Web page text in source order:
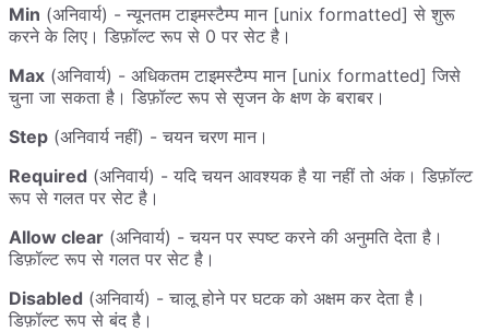
Min (अनिवार्य) - न्यूनतम टाइमस्टैम्प मान [unix formatted] से शुरू
करने के लिए। डिफ़ॉल्ट रूप से 0 पर सेट है।
Max (अनिवार्य) - अधिकतम टाइमस्टैम्प मान [unix formatted] जिसे
चुना जा सकता है। डिफ़ॉल्ट रूप से सृजन के क्षण के बराबर।
Step (अनिवार्य नहीं) - चयन चरण मान।
Required (अनिवार्य) - यदि चयन आवश्यक है या नहीं तो अंक। डिफ़ॉल्ट
रूप से गलत पर सेट है।
Allow clear (अनिवार्य) - चयन पर स्पष्ट करने की अनुमति देता है।
डिफ़ॉल्ट रूप से गलत पर सेट है।
Disabled (अनिवार्य) - चालू होने पर घटक को अक्षम कर देता है।
डिफ़ॉल्ट रूप से बंद है।